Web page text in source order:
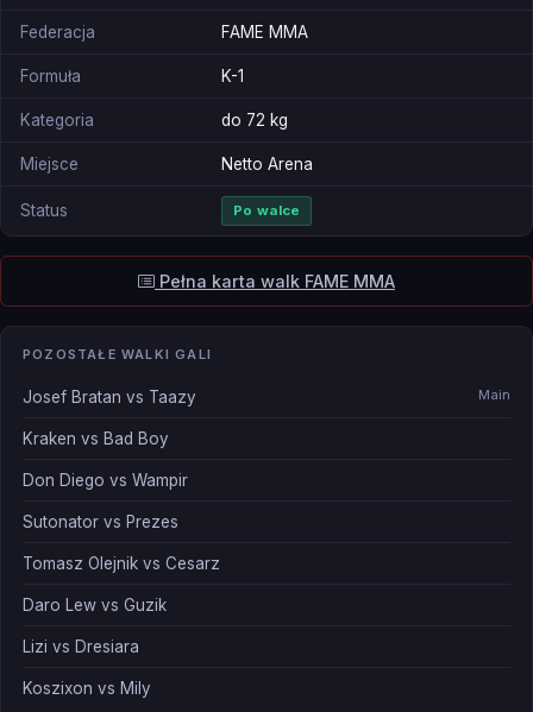
Federacja FAME MMA
Formuła K-1
Kategoria do 72 kg
Miejsce Netto Arena
Status Po walce
Pełna karta walk FAME MMA
POZOSTAŁE WALKI GALI
Josef Bratan vs Taazy Main
Kraken vs Bad Boy
Don Diego vs Wampir
Sutonator vs Prezes
Tomasz Olejnik vs Cesarz
Daro Lew vs Guzik
Lizi vs Dresiara
Koszixon vs Mily